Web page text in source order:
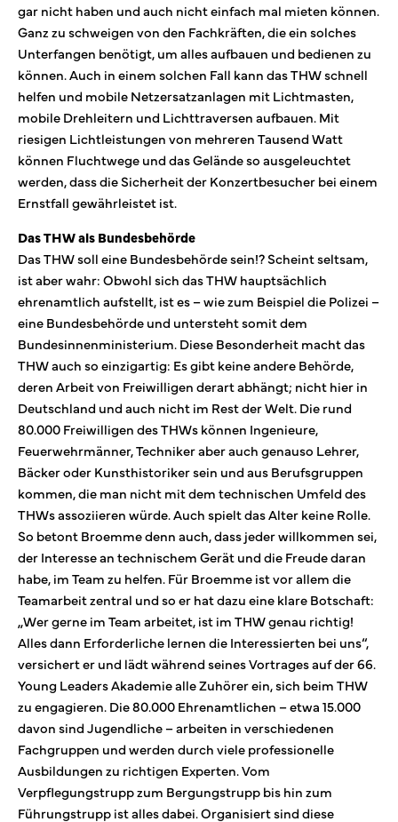
gar nicht haben und auch nicht einfach mal mieten können.
Ganz zu schweigen von den Fachkräften, die ein solches
Unterfangen benötigt, um alles aufbauen und bedienen zu
können. Auch in einem solchen Fall kann das THW schnell
helfen und mobile Netzersatzanlagen mit Lichtmasten,
mobile Drehleitern und Lichttraversen aufbauen. Mit
riesigen Lichtleistungen von mehreren Tausend Watt
können Fluchtwege und das Gelände so ausgeleuchtet
werden, dass die Sicherheit der Konzertbesucher bei einem
Ernstfall gewährleistet ist.
Das THW als Bundesbehörde
Das THW soll eine Bundesbehörde sein!? Scheint seltsam,
ist aber wahr: Obwohl sich das THW hauptsächlich
ehrenamtlich aufstellt, ist es – wie zum Beispiel die Polizei –
eine Bundesbehörde und untersteht somit dem
Bundesinnenministerium. Diese Besonderheit macht das
THW auch so einzigartig: Es gibt keine andere Behörde,
deren Arbeit von Freiwilligen derart abhängt; nicht hier in
Deutschland und auch nicht im Rest der Welt. Die rund
80.000 Freiwilligen des THWs können Ingenieure,
Feuerwehrmänner, Techniker aber auch genauso Lehrer,
Bäcker oder Kunsthistoriker sein und aus Berufsgruppen
kommen, die man nicht mit dem technischen Umfeld des
THWs assoziieren würde. Auch spielt das Alter keine Rolle.
So betont Broemme denn auch, dass jeder willkommen sei,
der Interesse an technischem Gerät und die Freude daran
habe, im Team zu helfen. Für Broemme ist vor allem die
Teamarbeit zentral und so er hat dazu eine klare Botschaft:
„Wer gerne im Team arbeitet, ist im THW genau richtig!
Alles dann Erforderliche lernen die Interessierten bei uns“,
versichert er und lädt während seines Vortrages auf der 66.
Young Leaders Akademie alle Zuhörer ein, sich beim THW
zu engagieren. Die 80.000 Ehrenamtlichen – etwa 15.000
davon sind Jugendliche – arbeiten in verschiedenen
Fachgruppen und werden durch viele professionelle
Ausbildungen zu richtigen Experten. Vom
Verpflegungstrupp zum Bergungstrupp bis hin zum
Führungstrupp ist alles dabei. Organisiert sind diese